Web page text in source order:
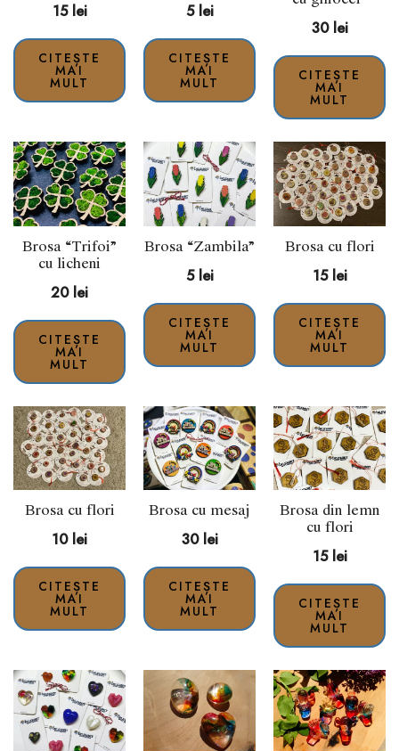
15 lei
CITEȘTE
MAI
MULT
5 lei
CITEȘTE
MAI
MULT
30 lei
CITEȘTE
MAI
MULT
Brosa “Trifoi”
cu licheni
20 lei
CITEȘTE
MAI
MULT
Brosa “Zambila”
5 lei
CITEȘTE
MAI
MULT
Brosa cu flori
15 lei
CITEȘTE
MAI
MULT
Brosa cu flori
10 lei
CITEȘTE
MAI
MULT
Brosa cu mesaj
30 lei
CITEȘTE
MAI
MULT
Brosa din lemn
cu flori
15 lei
CITEȘTE
MAI
MULT